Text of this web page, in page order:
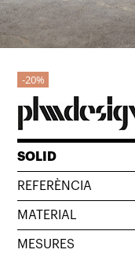
20%
SOLID
REFERÈNCIA
MATERIAL
MESURES